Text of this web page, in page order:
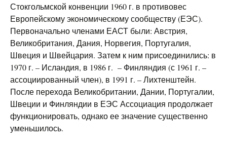
Стокгольмской конвенции 1960 г. в противовес
Европейскому экономическому сообществу (ЕЭС).
Первоначально членами ЕАСТ были: Австрия,
Великобритания, Дания, Норвегия, Португалия,
Швеция и Швейцария. Затем к ним присоединились: в
1970 г. – Исландия, в 1986 г. – Финляндия (с 1961 г. –
ассоциированный член), в 1991 г. – Лихтенштейн.
После перехода Великобритании, Дании, Португалии,
Швеции и Финляндии в ЕЭС Ассоциация продолжает
функционировать, однако ее значение существенно
уменьшилось.